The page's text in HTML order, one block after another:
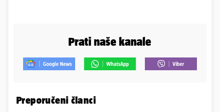
Prati naše kanale
Preporučeni članci